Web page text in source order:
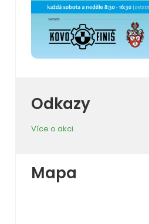
Odkazy
Více o akci
Mapa